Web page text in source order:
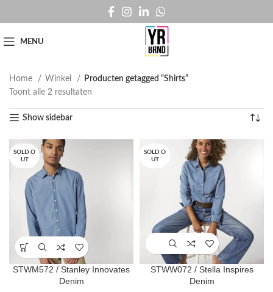
MENU
Home Winkel
Producten getagged “Shirts”
Toont alle 2 resultaten
Show sidebar
SOLD O
UT
STWM572 / Stanley Innovates
Denim
SOLD O
UT
STWW072 / Stella Inspires
Denim